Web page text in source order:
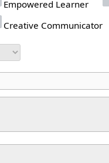
Empowered Learner
Creative Communicator